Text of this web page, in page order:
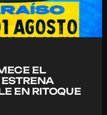
EL
EN RITOQUE